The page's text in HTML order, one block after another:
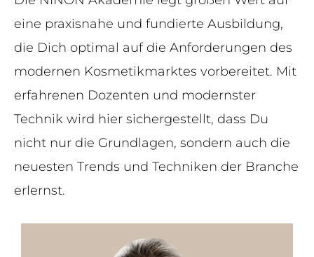
eine praxisnahe und fundierte Ausbildung,
die Dich optimal auf die Anforderungen des
modernen Kosmetikmarktes vorbereitet. Mit
erfahrenen Dozenten und modernster
Technik wird hier sichergestellt, dass Du
nicht nur die Grundlagen, sondern auch die
neuesten Trends und Techniken der Branche
erlernst.